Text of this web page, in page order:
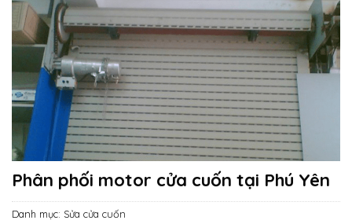
Phân phối motor cửa cuốn tại Phú Yên
Danh mục: Sửa cửa cuốn